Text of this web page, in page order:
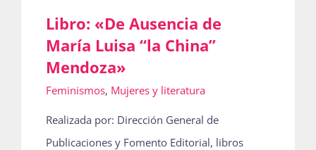
Libro: «De Ausencia de
María Luisa “la China”
Mendoza»
Feminismos, Mujeres y literatura
Realizada por: Dirección General de
Publicaciones y Fomento Editorial, libros